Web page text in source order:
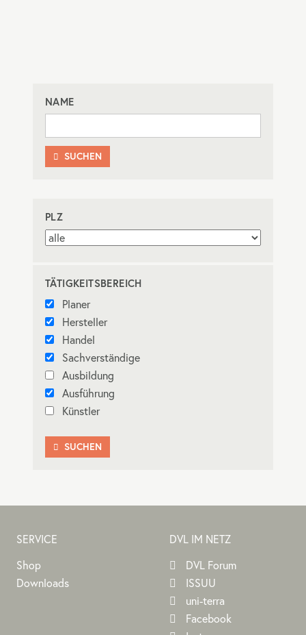
NAME
 SUCHEN
PLZ
TÄTIGKEITSBEREICH
Planer
Hersteller
Handel
Sachverständige
Ausbildung
Ausführung
Künstler
 SUCHEN
SERVICE
Shop
Downloads
DVL IM NETZ
DVL Forum
ISSUU
uni-terra
Facebook